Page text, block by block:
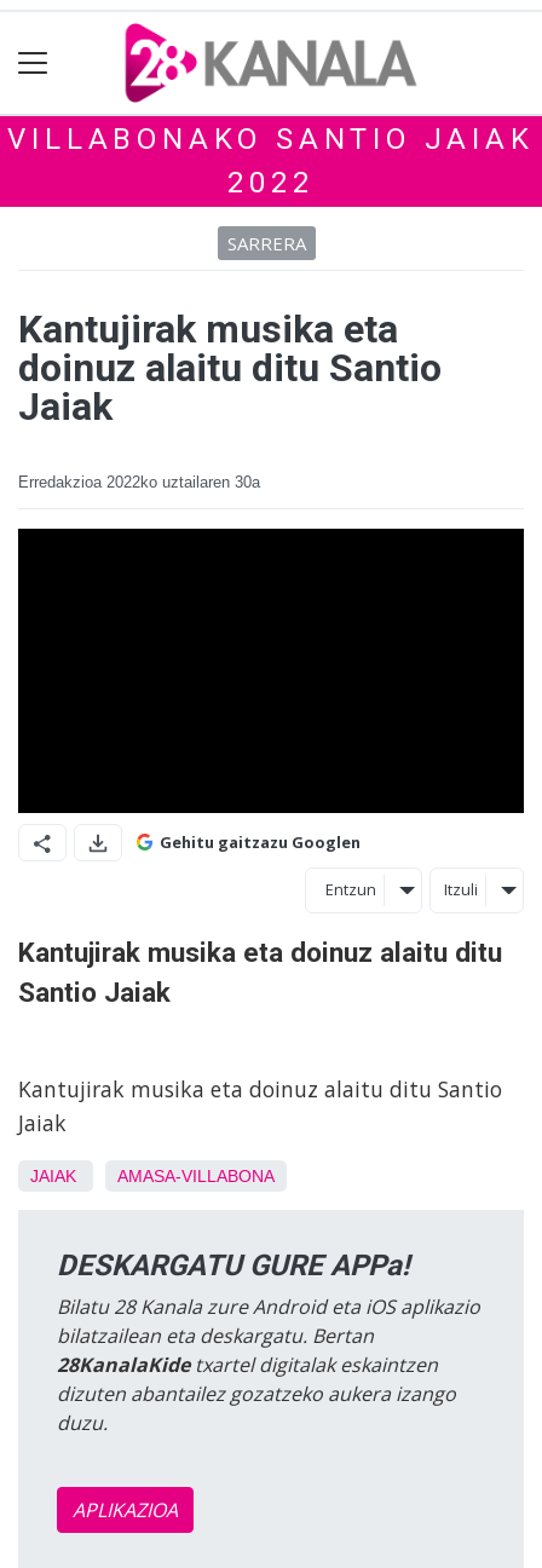
VILLABONAKO SANTIO JAIAK
2022
SARRERA
Kantujirak musika eta
doinuz alaitu ditu Santio
Jaiak
Erredakzioa 2022ko uztailaren 30a
Gehitu gaitzazu Googlen
Entzun Itzuli
Kantujirak musika eta doinuz alaitu ditu
Santio Jaiak
Kantujirak musika eta doinuz alaitu ditu Santio
Jaiak
JAIAK AMASA-VILLABONA
DESKARGATU GURE APPa!
Bilatu 28 Kanala zure Android eta iOS aplikazio
bilatzailean eta deskargatu. Bertan
28KanalaKidetxartel digitalak eskaintzen
dizuten abantailez gozatzeko aukera izango
duzu.
APLIKAZIOA